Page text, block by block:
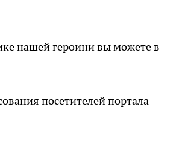
нашей героини вы можете в
посетителей портала